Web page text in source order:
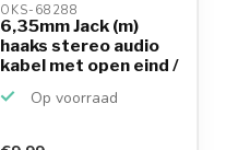
OKS-68288
6,35mm Jack (m)
haaks stereo audio
kabel met open eind /
Op voorraad